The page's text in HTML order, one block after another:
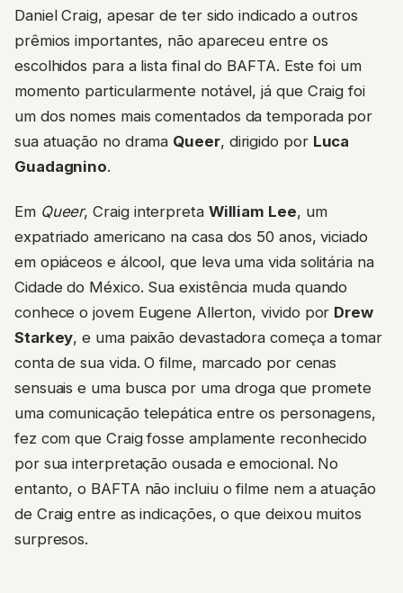
Daniel Craig, apesar de ter sido indicado a outros
prêmios importantes, não apareceu entre os
escolhidos para a lista final do BAFTA. Este foi um
momento particularmente notável, já que Craig foi
um dos nomes mais comentados da temporada por
sua atuação no drama Queer, dirigido por Luca
Guadagnino.
Em Queer, Craig interpreta William Lee, um
expatriado americano na casa dos 50 anos, viciado
em opiáceos e álcool, que leva uma vida solitária na
Cidade do México. Sua existência muda quando
conhece o jovem Eugene Allerton, vivido por Drew
Starkey, e uma paixão devastadora começa a tomar
conta de sua vida. O filme, marcado por cenas
sensuais e uma busca por uma droga que promete
uma comunicação telepática entre os personagens,
fez com que Craig fosse amplamente reconhecido
por sua interpretação ousada e emocional. No
entanto, o BAFTA não incluiu o filme nem a atuação
de Craig entre as indicações, o que deixou muitos
surpresos.